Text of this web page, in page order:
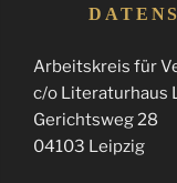
Arbeitskreis für
c/o Literaturhaus
Gerichtsweg 28
04103 Leipzig